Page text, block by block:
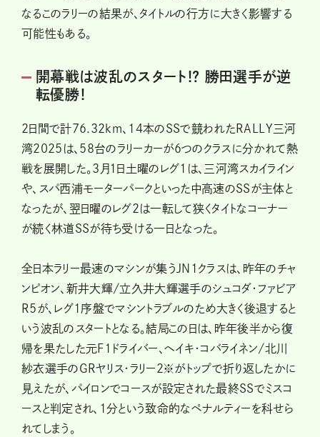
なるこのラリーの結果が、タイトルの行方に大きく影響する
可能性もある。
開幕戦は波乱のスタート!? 勝田選手が逆
転優勝！
2日間で計76.32km、14本のSSで競われたRALLY三河
湾2025は、58台のラリーカーが6つのクラスに分かれて熱
戦を展開した。3月1日土曜のレグ1は、三河湾スカイライン
や、スパ西浦モーターパークといった中高速のSSが主体と
なったが、翌日曜のレグ2は一転して狭くタイトなコーナー
が続く林道SSが待ち受ける一日となった。
全日本ラリー最速のマシンが集うJN1クラスは、昨年のチャ
ンピオン、新井大輝/立久井大輝選手のシュコダ・ファビア
R5が、レグ1序盤でマシントラブルのため大きく後退すると
いう波乱のスタートとなる。結局この日は、昨年後半から復
帰を果たした元F1ドライバー、ヘイキ・コバライネン/北川
紗衣選手のGRヤリス・ラリー2※がトップで折り返したかに
見えたが、パイロンでコースが設定された最終SSでミスコ
ースと判定され、1分という致命的なペナルティーを科せら
れてしまう。